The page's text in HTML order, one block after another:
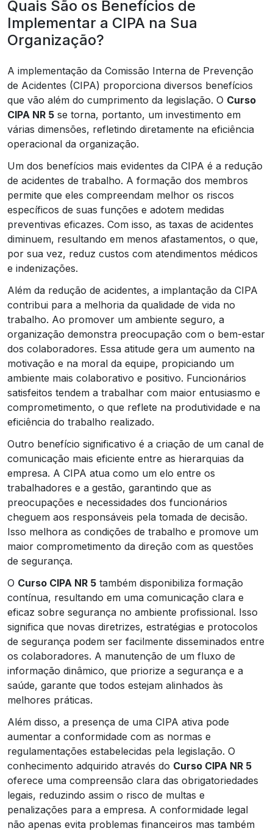
Quais São os Benefícios de
Implementar a CIPA na Sua
Organização?
A implementação da Comissão Interna de Prevenção
de Acidentes (CIPA) proporciona diversos benefícios
que vão além do cumprimento da legislação. O Curso
CIPA NR 5 se torna, portanto, um investimento em
várias dimensões, refletindo diretamente na eficiência
operacional da organização.
Um dos benefícios mais evidentes da CIPA é a redução
de acidentes de trabalho. A formação dos membros
permite que eles compreendam melhor os riscos
específicos de suas funções e adotem medidas
preventivas eficazes. Com isso, as taxas de acidentes
diminuem, resultando em menos afastamentos, o que,
por sua vez, reduz custos com atendimentos médicos
e indenizações.
Além da redução de acidentes, a implantação da CIPA
contribui para a melhoria da qualidade de vida no
trabalho. Ao promover um ambiente seguro, a
organização demonstra preocupação com o bem-estar
dos colaboradores. Essa atitude gera um aumento na
motivação e na moral da equipe, propiciando um
ambiente mais colaborativo e positivo. Funcionários
satisfeitos tendem a trabalhar com maior entusiasmo e
comprometimento, o que reflete na produtividade e na
eficiência do trabalho realizado.
Outro benefício significativo é a criação de um canal de
comunicação mais eficiente entre as hierarquias da
empresa. A CIPA atua como um elo entre os
trabalhadores e a gestão, garantindo que as
preocupações e necessidades dos funcionários
cheguem aos responsáveis pela tomada de decisão.
Isso melhora as condições de trabalho e promove um
maior comprometimento da direção com as questões
de segurança.
O Curso CIPA NR 5 também disponibiliza formação
contínua, resultando em uma comunicação clara e
eficaz sobre segurança no ambiente profissional. Isso
significa que novas diretrizes, estratégias e protocolos
de segurança podem ser facilmente disseminados entre
os colaboradores. A manutenção de um fluxo de
informação dinâmico, que priorize a segurança e a
saúde, garante que todos estejam alinhados às
melhores práticas.
Além disso, a presença de uma CIPA ativa pode
aumentar a conformidade com as normas e
regulamentações estabelecidas pela legislação. O
conhecimento adquirido através do Curso CIPA NR 5
oferece uma compreensão clara das obrigatoriedades
legais, reduzindo assim o risco de multas e
penalizações para a empresa. A conformidade legal
não apenas evita problemas financeiros mas também